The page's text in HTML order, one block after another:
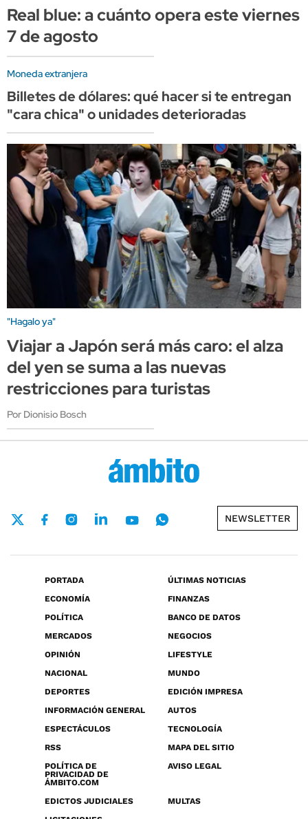
Real blue: a cuánto opera este viernes
7 de agosto
Moneda extranjera
Billetes de dólares: qué hacer si te entregan
"cara chica" o unidades deterioradas
"Hagalo ya"
Viajar a Japón será más caro: el alza
del yen se suma a las nuevas
restricciones para turistas
Por Dionisio Bosch
NEWSLETTER
PORTADA
ÚLTIMAS NOTICIAS
ECONOMÍA
FINANZAS
POLÍTICA
BANCO DE DATOS
MERCADOS
NEGOCIOS
OPINIÓN
LIFESTYLE
NACIONAL
MUNDO
DEPORTES
EDICIÓN IMPRESA
INFORMACIÓN GENERAL
AUTOS
ESPECTÁCULOS
TECNOLOGÍA
RSS
MAPA DEL SITIO
POLÍTICA DE
PRIVACIDAD DE
ÁMBITO.COM
AVISO LEGAL
EDICTOS JUDICIALES
MULTAS